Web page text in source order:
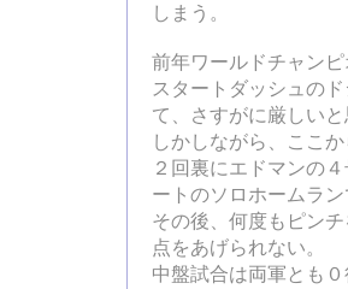
しまう。
前年ワールドチャン
スタートダッシュの
て、さすがに厳しいと
しかしながら、ここ
２回裏にエドマンの
ートのソロホームラン
その後、何度もピン
点をあげられない。
中盤試合は両軍とも